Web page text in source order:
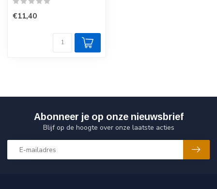
€11,40
Abonneer je op onze nieuwsbrief
Blijf op de hoogte over onze laatste acties